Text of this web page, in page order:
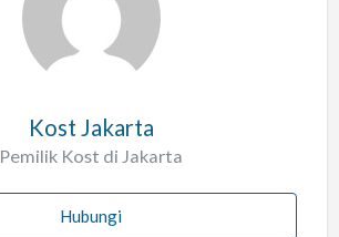
Kost Jakarta
Pemilik Kost di Jakarta
Hubungi